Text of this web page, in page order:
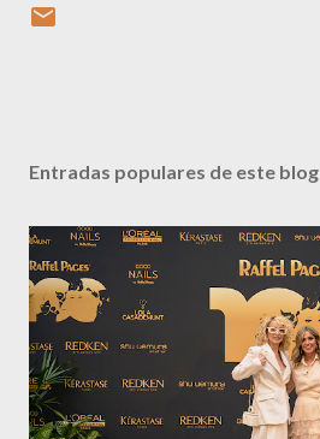
Entradas populares de este blog